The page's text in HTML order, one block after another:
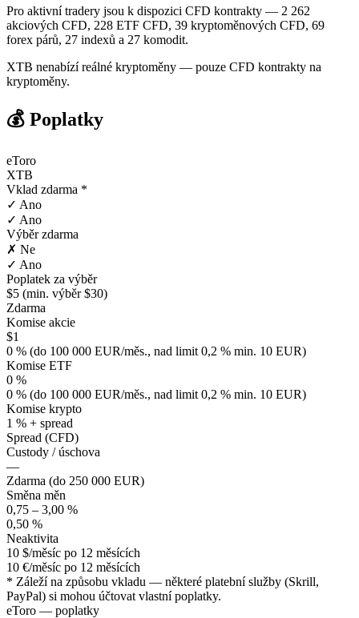
Pro aktivní tradery jsou k dispozici CFD kontrakty — 2 262
akciových CFD, 228 ETF CFD, 39 kryptoměnových CFD, 69
forex párů, 27 indexů a 27 komodit.
XTB nenabízí reálné kryptoměny — pouze CFD kontrakty na
kryptoměny.
💰 Poplatky
eToro
XTB
Vklad zdarma *
✓ Ano
✓ Ano
Výběr zdarma
✗ Ne
✓ Ano
Poplatek za výběr
$5 (min. výběr $30)
Zdarma
Komise akcie
$1
0 % (do 100 000 EUR/měs., nad limit 0,2 % min. 10 EUR)
Komise ETF
0 %
0 % (do 100 000 EUR/měs., nad limit 0,2 % min. 10 EUR)
Komise krypto
1 % + spread
Spread (CFD)
Custody / úschova
—
Zdarma (do 250 000 EUR)
Směna měn
0,75 – 3,00 %
0,50 %
Neaktivita
10 $/měsíc po 12 měsících
10 €/měsíc po 12 měsících
* Záleží na způsobu vkladu — některé platební služby (Skrill,
PayPal) si mohou účtovat vlastní poplatky.
eToro — poplatky